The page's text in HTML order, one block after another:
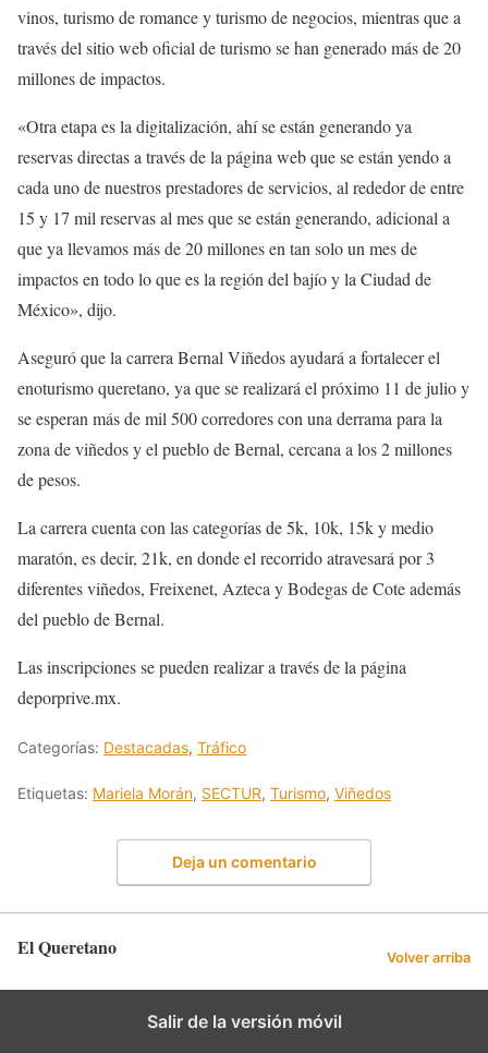
vinos, turismo de romance y turismo de negocios, mientras que a
través del sitio web oficial de turismo se han generado más de 20
millones de impactos.
«Otra etapa es la digitalización, ahí se están generando ya
reservas directas a través de la página web que se están yendo a
cada uno de nuestros prestadores de servicios, al rededor de entre
15 y 17 mil reservas al mes que se están generando, adicional a
que ya llevamos más de 20 millones en tan solo un mes de
impactos en todo lo que es la región del bajío y la Ciudad de
México», dijo.
Aseguró que la carrera Bernal Viñedos ayudará a fortalecer el
enoturismo queretano, ya que se realizará el próximo 11 de julio y
se esperan más de mil 500 corredores con una derrama para la
zona de viñedos y el pueblo de Bernal, cercana a los 2 millones
de pesos.
La carrera cuenta con las categorías de 5k, 10k, 15k y medio
maratón, es decir, 21k, en donde el recorrido atravesará por 3
diferentes viñedos, Freixenet, Azteca y Bodegas de Cote además
del pueblo de Bernal.
Las inscripciones se pueden realizar a través de la página
deporprive.mx.
Categorías: Destacadas, Tráfico
Etiquetas: Mariela Morán, SECTUR, Turismo, Viñedos
Deja un comentario
El Queretano Volver arriba
Salir de la versión móvil